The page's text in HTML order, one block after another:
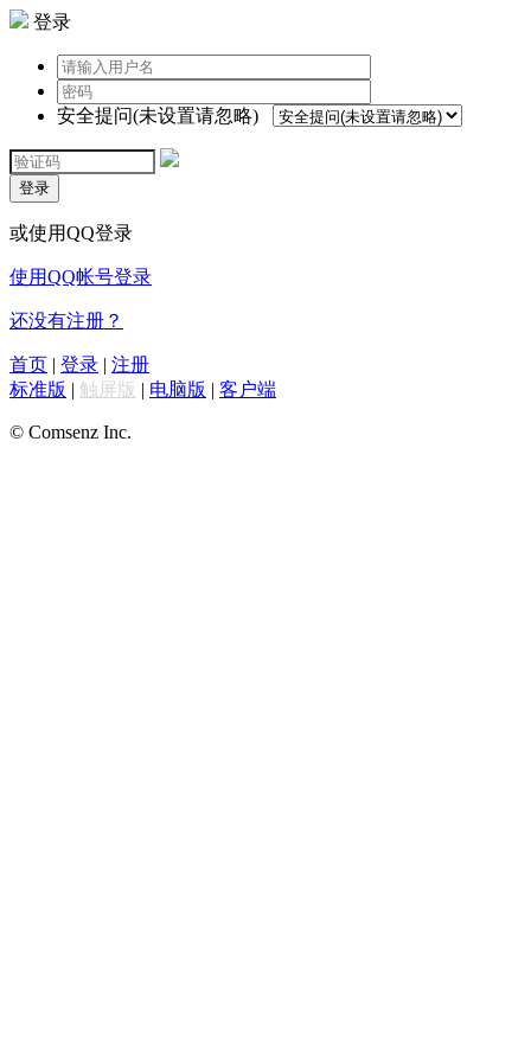
登录
安全提问(未设置请忽略)
登录
或使用QQ登录
使用QQ帐号登录
还没有注册？
首页 | 登录 | 注册
标准版 | 触屏版 | 电脑版 | 客户端
© Comsenz Inc.